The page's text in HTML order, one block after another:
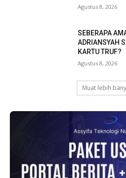
Agustus 8, 2026
SEBERAPA
ADRIANSYAH
KARTU TRUF?
Agustus 8, 2026
Muat lebih